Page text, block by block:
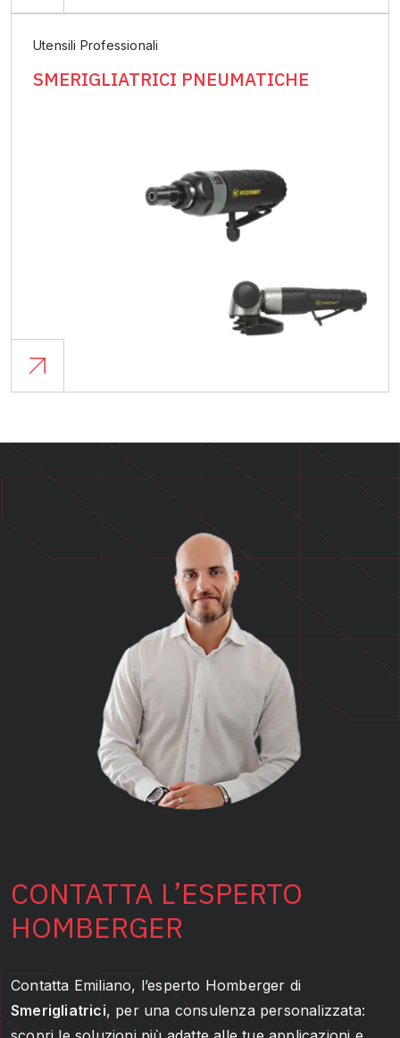
Utensili Professionali
SMERIGLIATRICI PNEUMATICHE
CONTATTA L’ESPERTO
HOMBERGER
Contatta Emiliano, l’esperto Homberger di
Smerigliatrici, per una consulenza personalizzata: